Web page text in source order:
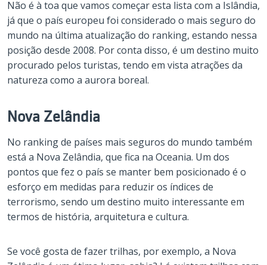
Não é à toa que vamos começar esta lista com a Islândia,
já que o país europeu foi considerado o mais seguro do
mundo na última atualização do ranking, estando nessa
posição desde 2008. Por conta disso, é um destino muito
procurado pelos turistas, tendo em vista atrações da
natureza como a aurora boreal.
Nova Zelândia
No ranking de países mais seguros do mundo também
está a Nova Zelândia, que fica na Oceania. Um dos
pontos que fez o país se manter bem posicionado é o
esforço em medidas para reduzir os índices de
terrorismo, sendo um destino muito interessante em
termos de história, arquitetura e cultura.
Se você gosta de fazer trilhas, por exemplo, a Nova